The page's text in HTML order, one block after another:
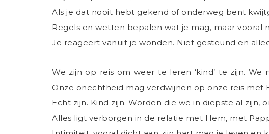
Als je dat nooit hebt gekend of onderweg bent
Regels en wetten bepalen wat je mag, maar vooral
Je reageert vanuit je wonden. Niet gesteund en
We zijn op reis om weer te leren ‘kind’ te zijn.
Onze onechtheid mag verdwijnen op onze reis met
Echt zijn. Kind zijn. Worden die we in diepste al
Alles ligt verborgen in de relatie met Hem, met